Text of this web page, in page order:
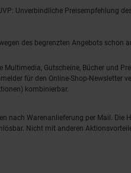
Unverbindliche Preisempfehlung
des begrenzten Angebots schon
Gutscheine, Bücher und
für den Online-Shop-Newsletter
kombinierbar.
nach Warenanlieferung per Mail. Die
Nicht mit anderen